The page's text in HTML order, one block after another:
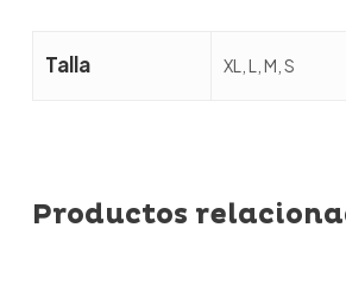
Talla XL, L, M, S
Productos